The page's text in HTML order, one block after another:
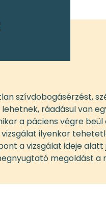
szívdobogásérzést,
ráadásul van
a páciens végre
ilyenkor
a vizsgálat ideje
megoldást a